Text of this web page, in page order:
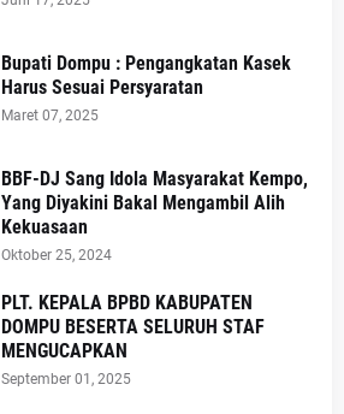
Bupati Dompu : Pengangkatan Kasek
Harus Sesuai Persyaratan
Maret 07, 2025
BBF-DJ Sang Idola Masyarakat Kempo,
Yang Diyakini Bakal Mengambil Alih
Kekuasaan
Oktober 25, 2024
PLT. KEPALA BPBD KABUPATEN
DOMPU BESERTA SELURUH STAF
MENGUCAPKAN
September 01, 2025